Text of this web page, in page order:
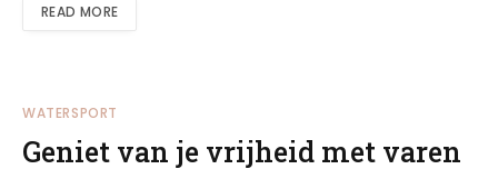
READ MORE
WATERSPORT
Geniet van je vrijheid met varen